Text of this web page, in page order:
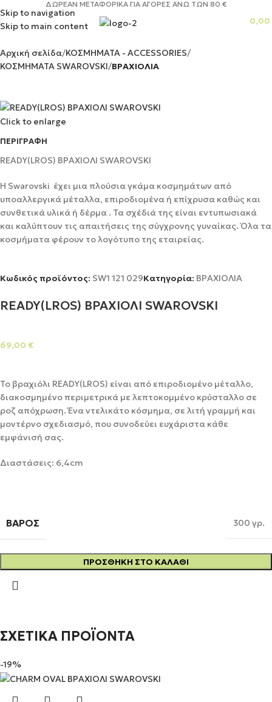
Skip to navigation
Skip to main content
ΔΩΡΕΑΝ ΜΕΤΑΦΟΡΙΚΑ ΓΙΑ ΑΓΟΡΕΣ ΑΝΩ ΤΩΝ 80 €
0,00
Αρχική σελίδα ΚΟΣΜΗΜΑΤΑ - ACCESSORIES
ΚΟΣΜΗΜΑΤΑ SWAROVSKI ΒΡΑΧΙΟΛΙΑ
Click to enlarge
ΠΕΡΙΓΡΑΦΉ
READY(LROS) ΒΡΑΧΙΟΛΙ SWAROVSKI
Η Swarovski έχει μια πλούσια γκάμα κοσμημάτων από
υποαλλεργικά μέταλλα, επιροδιομένα ή επίχρυσα καθώς και
συνθετικά υλικά ή δέρμα . Τα σχέδιά της είναι εντυπωσιακά
και καλύπτουν τις απαιτήσεις της σύγχρονης γυναίκας. Όλα τα
κοσμήματα φέρουν το λογότυπο της εταιρείας.
Κωδικός προϊόντος: SW1 121 029Κατηγορία: ΒΡΑΧΙΟΛΙΑ
READY(LROS) ΒΡΑΧΙΟΛΙ SWAROVSKI
69,00 €
Το βραχιόλι READY(LROS) είναι από επιροδιομένο μέταλλο,
διακοσμημένο περιμετρικά με λεπτοκομμένο κρύσταλλο σε
ροζ απόχρωση. Ένα ντελικάτο κόσμημα, σε λιτή γραμμή και
μοντέρνο σχεδιασμό, που συνοδεύει ευχάριστα κάθε
εμφάνισή σας.
Διαστάσεις: 6,4cm
ΒΆΡΟΣ 300 γρ.
ΠΡΟΣΘΉΚΗ ΣΤΟ ΚΑΛΆΘΙ
ΣΧΕΤΙΚΑ ΠΡΟΪΟΝΤΑ
-19%